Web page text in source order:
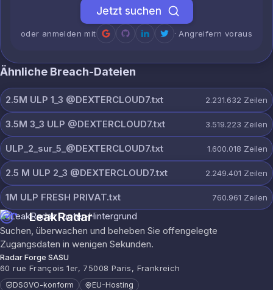
Jetzt suchen
oder anmelden mit · Angreifern voraus
Ähnliche Breach-Dateien
2.5M ULP 1_3 @DEXTERCLOUD7.txt 2.231.632 Zeilen
3.5M 3_3 ULP @DEXTERCLOUD7.txt 3.519.223 Zeilen
ULP_2_sur_5_@DEXTERCLOUD7.txt 1.600.018 Zeilen
2.5 M ULP 2_3 @DEXTERCLOUD7.txt 2.249.401 Zeilen
1M ULP FRESH PRIVAT.txt 760.961 Zeilen
LeakRadar
Suchen, überwachen und beheben Sie offengelegte
Zugangsdaten in wenigen Sekunden.
Radar Forge SASU
60 rue François 1er, 75008 Paris, Frankreich
DSGVO-konform EU-Hosting